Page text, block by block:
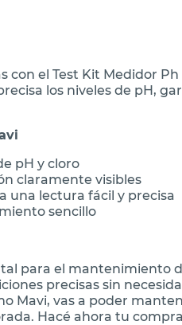
el Test Kit Medidor Ph
los niveles de pH,
pH y cloro
claramente visibles
una lectura fácil y precisa
sencillo
para el mantenimiento
precisas sin
Mavi, vas a poder
Hacé ahora tu